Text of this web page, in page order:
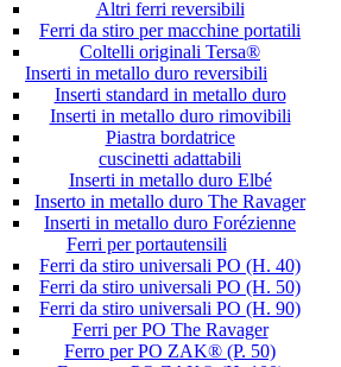
Altri ferri reversibili
Ferri da stiro per macchine portatili
Coltelli originali Tersa®
Inserti in metallo duro reversibili
Inserti standard in metallo duro
Inserti in metallo duro rimovibili
Piastra bordatrice
cuscinetti adattabili
Inserti in metallo duro Elbé
Inserto in metallo duro The Ravager
Inserti in metallo duro Forézienne
Ferri per portautensili
Ferri da stiro universali PO (H. 40)
Ferri da stiro universali PO (H. 50)
Ferri da stiro universali PO (H. 90)
Ferri per PO The Ravager
Ferro per PO ZAK® (P. 50)